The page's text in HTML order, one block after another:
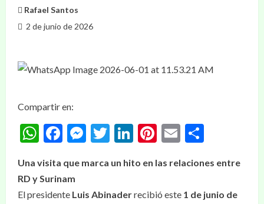
Rafael Santos
2 de junio de 2026
Compartir en:
WhatsApp
Facebook
Messenger
Twitter
LinkedIn
Pinterest
Email
Una visita que marca un hito en las relaciones entre
RD y Surinam
El presidente Luis Abinaderrecibió este 1 de junio de